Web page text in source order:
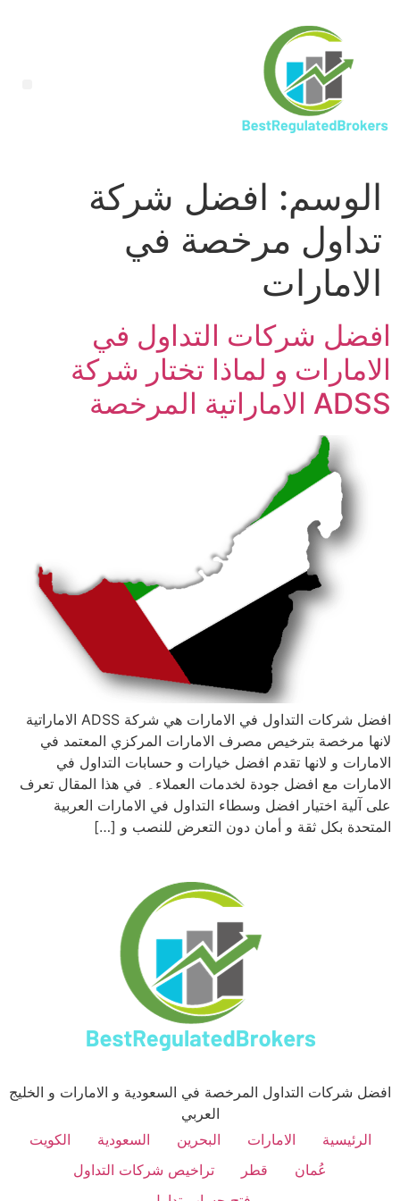
الوسم: افضل شركة
تداول مرخصة في
الامارات
افضل شركات التداول في
الامارات و لماذا تختار شركة
ADSS الاماراتية المرخصة
افضل شركات التداول في الامارات هي شركة ADSS الاماراتية
لانها مرخصة بترخيص مصرف الامارات المركزي المعتمد في
الامارات و لانها تقدم افضل خيارات و حسابات التداول في
الامارات مع افضل جودة لخدمات العملاء۔ في هذا المقال تعرف
على آلية اختيار افضل وسطاء التداول في الامارات العربية
المتحدة بكل ثقة و أمان دون التعرض للنصب و […]
افضل شركات التداول المرخصة في السعودية و الامارات و الخليج
العربي
الرئيسية
الامارات البحرين السعودية
الكويت
عُمان
قطر
تراخيص شركات التداول